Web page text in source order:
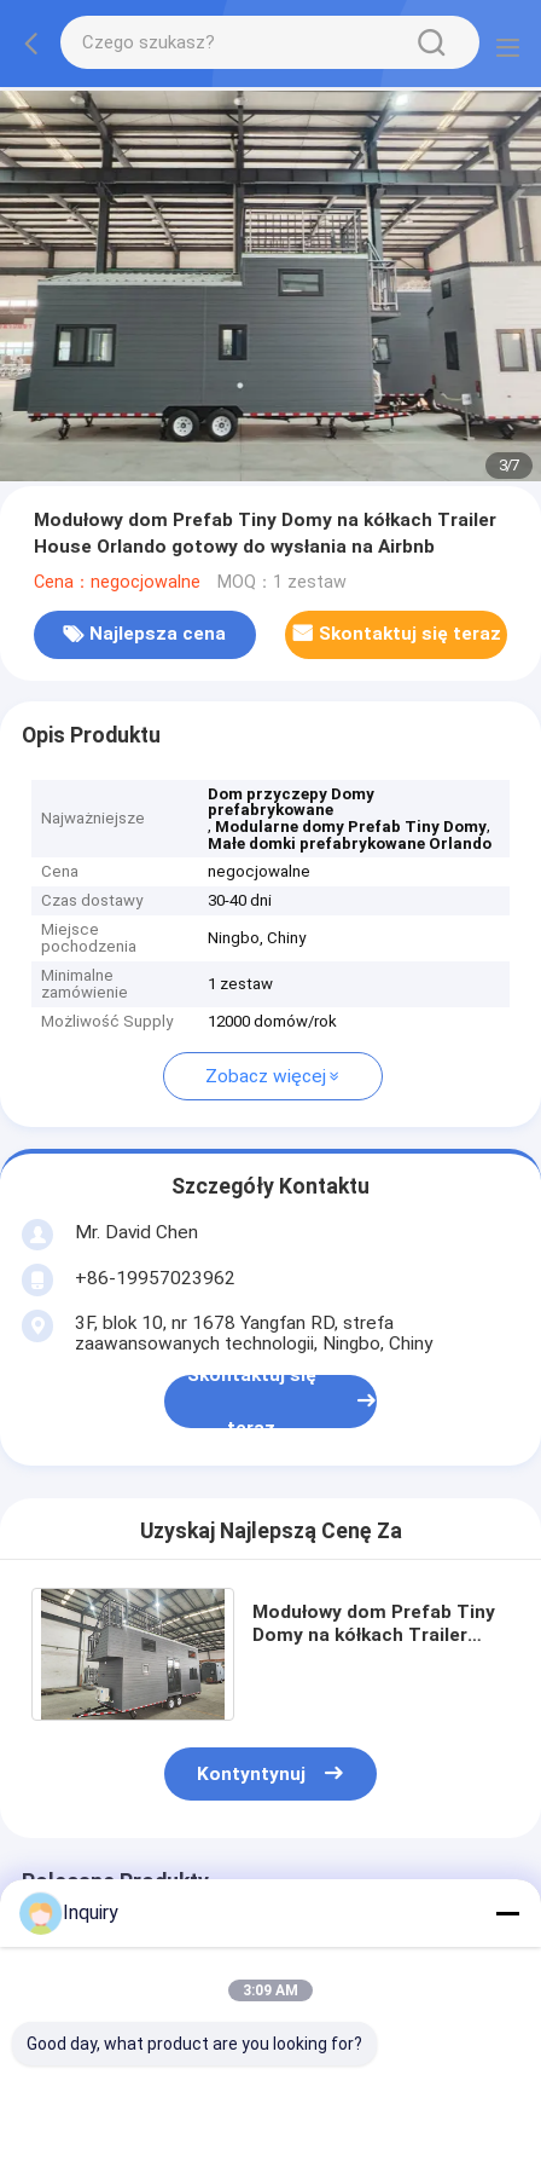
3/7
Modułowy dom Prefab Tiny Domy na kółkach Trailer
House Orlando gotowy do wysłania na Airbnb
Cena：negocjowalne MOQ：1 zestaw
Najlepsza cena Skontaktuj się teraz
Opis Produktu
Najważniejsze
Dom przyczepy Domy
prefabrykowane
, Modularne domy Prefab Tiny Domy,
Małe domki prefabrykowane Orlando
Cena
negocjowalne
Czas dostawy
30-40 dni
Miejsce
pochodzenia
Ningbo, Chiny
Minimalne
zamówienie
1 zestaw
Możliwość Supply 12000 domów/rok
Zobacz więcej
Szczegóły Kontaktu
Mr. David Chen
+86-19957023962
3F, blok 10, nr 1678 Yangfan RD, strefa
zaawansowanych technologii, Ningbo, Chiny
Skontaktuj się
teraz
Uzyskaj Najlepszą Cenę Za
Modułowy dom Prefab Tiny
Domy na kółkach Trailer
Kontyntynuj
Polecane Produkty
Inquiry
3:09 AM
Good day, what product are you looking for?